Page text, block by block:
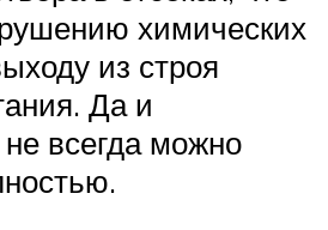
химических
из строя
Да и
всегда можно